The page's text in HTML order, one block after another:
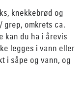
knekkebrød og
grep, omkrets ca.
kan du ha i årevis
legges i vann eller
i såpe og vann, og